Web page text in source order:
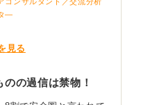
―
見る
の過信は禁物！